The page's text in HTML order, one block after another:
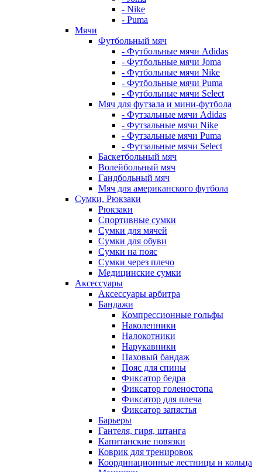
- Nike
- Puma
Мячи
Футбольный мяч
- Футбольные мячи Adidas
- Футбольные мячи Joma
- Футбольные мячи Nike
- Футбольные мячи Puma
- Футбольные мячи Select
Мяч для футзала и мини-футбола
- Футзальные мячи Adidas
- Футзальные мячи Nike
- Футзальные мячи Puma
- Футзальные мячи Select
Баскетбольный мяч
Волейбольный мяч
Гандбольный мяч
Мяч для американского футбола
Сумки, Рюкзаки
Рюкзаки
Спортивные сумки
Сумки для мячей
Сумки для обуви
Сумки на пояс
Сумки через плечо
Медицинские сумки
Аксессуары
Аксессуары арбитра
Бандажи
Компрессионные гольфы
Наколенники
Налокотники
Нарукавники
Паховый бандаж
Пояс для спины
Фиксатор бедра
Фиксатор голеностопа
Фиксатор для плеча
Фиксатор запястья
Барьеры
Гантеля, гиря, штанга
Капитанские повязки
Коврик для тренировок
Координационные лестницы и кольца